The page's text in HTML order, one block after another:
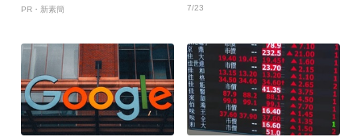
懷疑人生
PR・新素簡 7/23